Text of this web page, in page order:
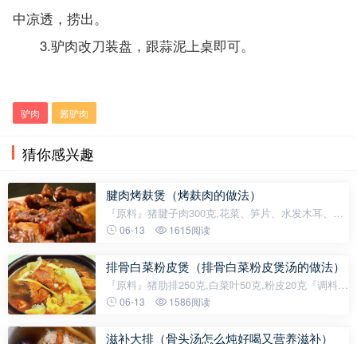
中凉透，捞出。
3.驴肉改刀装盘，跟蒜泥上桌即可。
驴肉
酱驴肉
猜你感兴趣
腱肉烤麸煲（烤麸肉的做法）
『原料』猪腱子肉300克,花菜、笋片、水发木耳、烤
麸、红尖椒...
06-13 1615阅读
排骨白菜粉皮煲（排骨白菜粉皮煲汤的做法）
『原料』猪肋排250克,白菜叶50克,粉皮20克『调料』
色拉...
06-13 1586阅读
滋补大排（骨头汤怎么炖好喝又营养滋补）